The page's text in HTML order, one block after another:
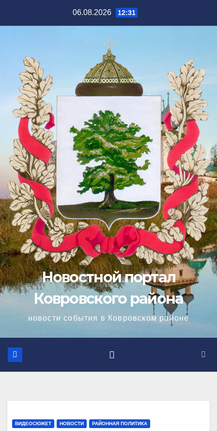
06.08.2026 12:31
Новостной портал
Ковровского района
новости события в Ковровском районе
ВИДЕОСЮЖЕТ НОВОСТИ РАЙОННАЯ ПОЛИТИКА